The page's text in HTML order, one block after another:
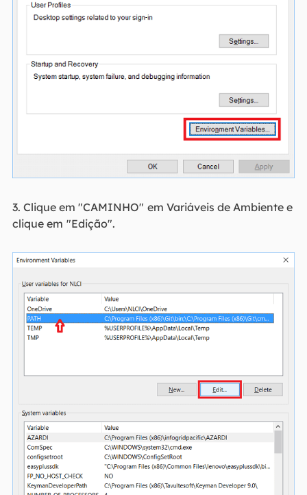
3. Clique em "CAMINHO" em Variáveis de Ambiente e
clique em "Edição".